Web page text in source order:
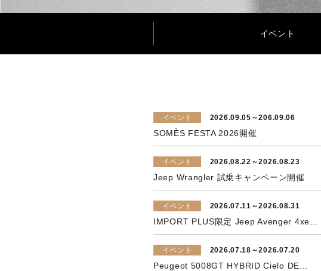
イベント
イベント 2026.09.05～206.09.06
SOMÈS FESTA 2026開催
イベント 2026.08.22～2026.08.23
Jeep Wrangler 試乗キャンペーン開催
イベント 2026.07.11～2026.08.31
IMPORT PLUS限定 Jeep Avenger 4xe...
イベント 2026.07.18～2026.07.20
Peugeot 5008GT HYBRID Cielo DE...